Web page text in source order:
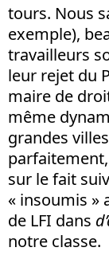
tours. Nous
exemple),
travailleurs
leur rejet du
maire de
même
grandes
sur le fait
« insoumis »
de LFI dans
notre classe.